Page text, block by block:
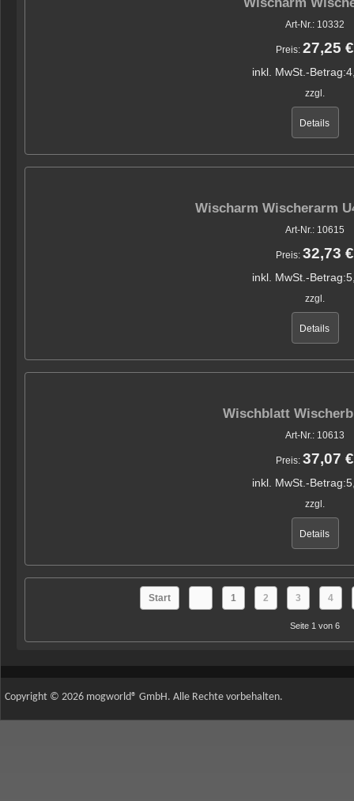
Art-Nr.: 10332
Preis: 27,25 €
inkl. MwSt.-Betrag:
zzgl.
Details
Wischarm Wischerarm
Art-Nr.: 10615
Preis: 32,73 €
inkl. MwSt.-Betrag:
zzgl.
Details
Wischblatt
Art-Nr.: 10613
Preis: 37,07 €
inkl. MwSt.-Betrag:
zzgl.
Details
Start 1 2 3 4
Seite 1 von 6
Copyright © 2026 mogworld® GmbH. Alle Rechte vorbehalten.